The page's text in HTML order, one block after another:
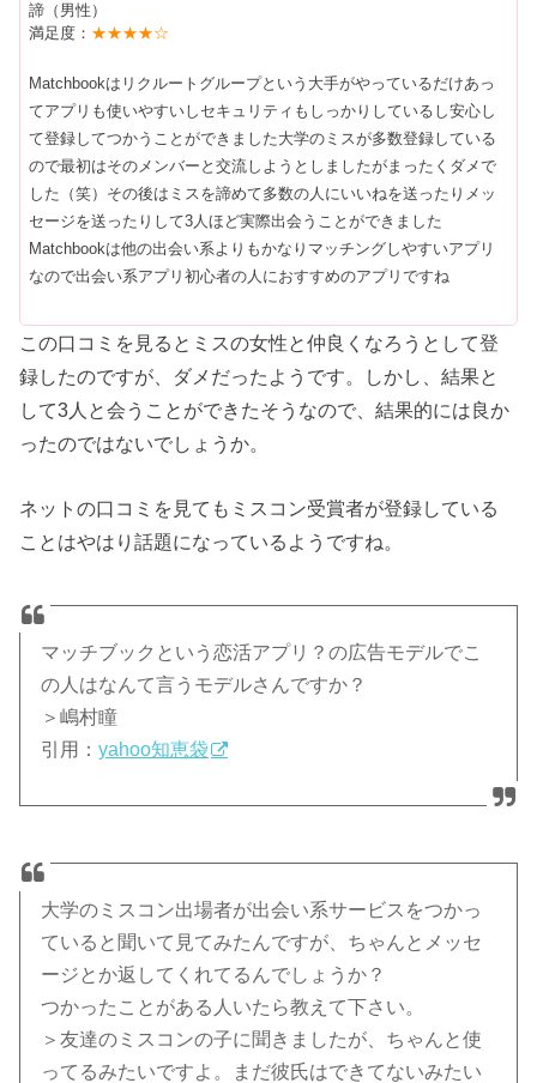
諦（男性）
満足度： ★★★★☆
Matchbookはリクルートグループという大手がやっているだけあっ
てアプリも使いやすいしセキュリティもしっかりしているし安心し
て登録してつかうことができました大学のミスが多数登録している
ので最初はそのメンバーと交流しようとしましたがまったくダメで
した（笑）その後はミスを諦めて多数の人にいいねを送ったりメッ
セージを送ったりして3人ほど実際出会うことができました
Matchbookは他の出会い系よりもかなりマッチングしやすいアプリ
なので出会い系アプリ初心者の人におすすめのアプリですね
この口コミを見るとミスの女性と仲良くなろうとして登
録したのですが、ダメだったようです。しかし、結果と
して3人と会うことができたそうなので、結果的には良か
ったのではないでしょうか。
ネットの口コミを見てもミスコン受賞者が登録している
ことはやはり話題になっているようですね。
マッチブックという恋活アプリ？の広告モデルでこ
の人はなんて言うモデルさんですか？
＞嶋村瞳
引用：yahoo知恵袋
大学のミスコン出場者が出会い系サービスをつかっ
ていると聞いて見てみたんですが、ちゃんとメッセ
ージとか返してくれてるんでしょうか？
つかったことがある人いたら教えて下さい。
＞友達のミスコンの子に聞きましたが、ちゃんと使
ってるみたいですよ。まだ彼氏はできてないみたい